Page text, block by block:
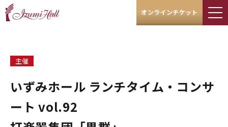
オンラインチケット
主催
いずみホール ランチタイム・コンサ
ート vol.92